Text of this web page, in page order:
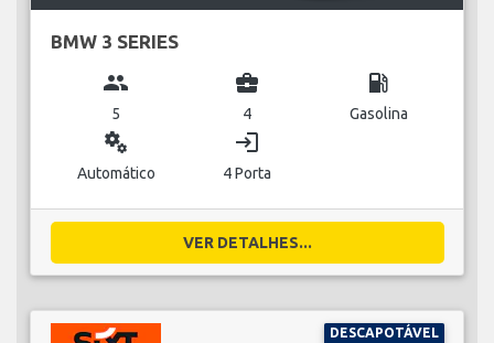
BMW 3 SERIES
group
5
business_center
4
local_gas_station
Gasolina
miscellaneous_services
Automático
login
4 Porta
VER DETALHES...
DESCAPOTÁVEL